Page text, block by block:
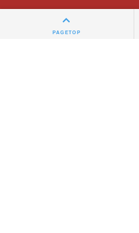
PAGETOP